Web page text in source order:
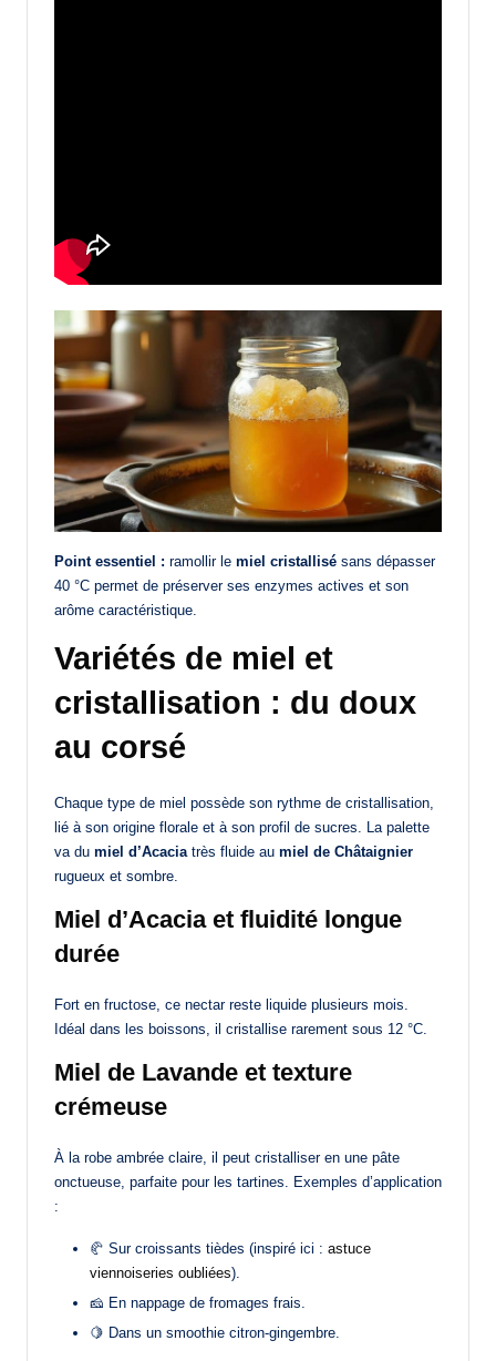
Point essentiel : ramollir le miel cristallisé sans dépasser
40 °C permet de préserver ses enzymes actives et son
arôme caractéristique.
Variétés de miel et
cristallisation : du doux
au corsé
Chaque type de miel possède son rythme de cristallisation,
lié à son origine florale et à son profil de sucres. La palette
va du miel d’Acacia très fluide au miel de Châtaignier
rugueux et sombre.
Miel d’Acacia et fluidité longue
durée
Fort en fructose, ce nectar reste liquide plusieurs mois.
Idéal dans les boissons, il cristallise rarement sous 12 °C.
Miel de Lavande et texture
crémeuse
À la robe ambrée claire, il peut cristalliser en une pâte
onctueuse, parfaite pour les tartines. Exemples d’application
:
🥐 Sur croissants tièdes (inspiré ici : astuce
viennoiseries oubliées).
🧀 En nappage de fromages frais.
🍋 Dans un smoothie citron-gingembre.